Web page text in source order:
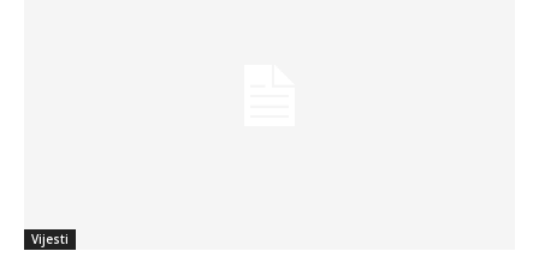
Vijesti